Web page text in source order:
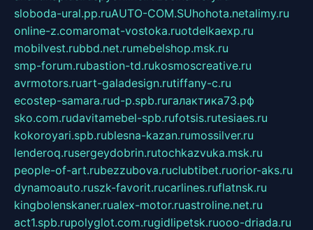
sloboda-ural.pp.ruAUTO-COM.SUhohota.netalimy.ru
online-z.comaromat-vostoka.ruotdelkaexp.ru
mobilvest.rubbd.net.rumebelshop.msk.ru
smp-forum.rubastion-td.rukosmoscreative.ru
avrmotors.ruart-galadesign.rutiffany-c.ru
ecostep-samara.rud-p.spb.ruгалактика73.рф
sko.com.rudavitamebel-spb.rufotsis.rutesiaes.ru
kokoroyari.spb.rublesna-kazan.rumossilver.ru
lenderoq.rusergeydobrin.rutochkazvuka.msk.ru
people-of-art.rubezzubova.ruclubtibet.ruorior-aks.ru
dynamoauto.ruszk-favorit.rucarlines.ruflatnsk.ru
kingbolenskaner.rualex-motor.ruastroline.net.ru
act1.spb.rupolyglot.com.rugidlipetsk.ruooo-driada.ru